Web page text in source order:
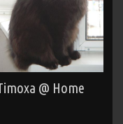
@ Home